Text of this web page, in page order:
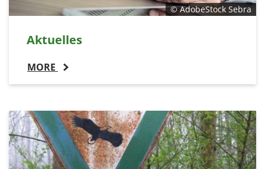
© AdobeStock Sebra
Aktuelles
MORE